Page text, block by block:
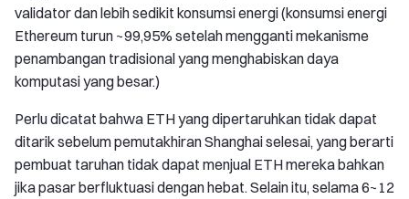
validator dan lebih sedikit konsumsi energi (konsumsi energi
Ethereum turun ~99,95% setelah mengganti mekanisme
penambangan tradisional yang menghabiskan daya
komputasi yang besar.)
Perlu dicatat bahwa ETH yang dipertaruhkan tidak dapat
ditarik sebelum pemutakhiran Shanghai selesai, yang berarti
pembuat taruhan tidak dapat menjual ETH mereka bahkan
jika pasar berfluktuasi dengan hebat. Selain itu, selama 6~12